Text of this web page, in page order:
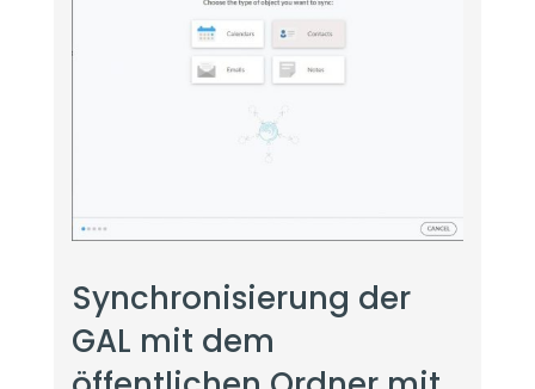
Synchronisierung der
GAL mit dem